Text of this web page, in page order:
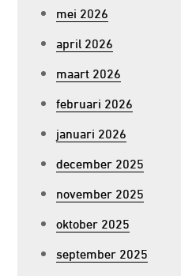
mei 2026
april 2026
maart 2026
februari 2026
januari 2026
december 2025
november 2025
oktober 2025
september 2025